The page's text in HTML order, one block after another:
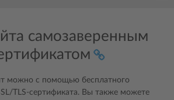
самозаверенным
можно с помощью бесплатного
TLS-сертификата. Вы также можете